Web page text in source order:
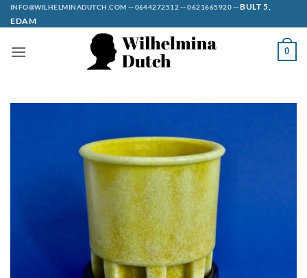
Ga
naar
INFO@WILHELMINADUTCH.COM --0644272512--0621665920--BULT 5,
EDAM
0